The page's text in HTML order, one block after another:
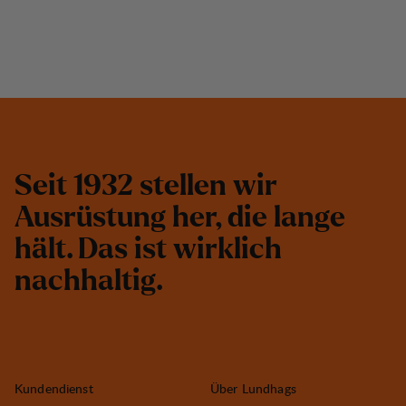
Seit 1932 stellen wir
Ausrüstung her, die lange
hält. Das ist wirklich
nachhaltig.
Kundendienst
Über Lundhags